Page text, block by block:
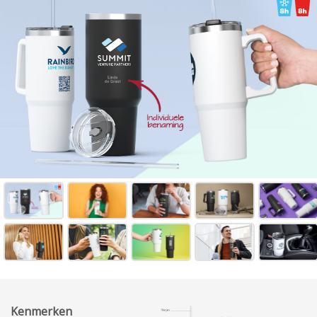
Kenmerken